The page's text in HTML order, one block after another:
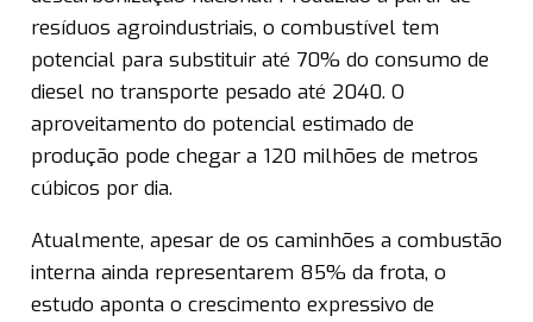
resíduos agroindustriais, o combustível tem
potencial para substituir até 70% do consumo de
diesel no transporte pesado até 2040. O
aproveitamento do potencial estimado de
produção pode chegar a 120 milhões de metros
cúbicos por dia.
Atualmente, apesar de os caminhões a combustão
interna ainda representarem 85% da frota, o
estudo aponta o crescimento expressivo de